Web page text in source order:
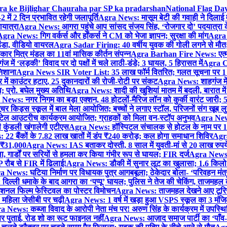
ke Bijlighar Chauraha par SP ka pradarshanNational Flag
2 दिन प्रभावित रहेगी जलापूर्तिAgra News: मासूम बेटी की गवाही ने
Agra News: आगरा पहुंचे आप सांसद संजय सिंह, ‘रोजगार दो’ पदयात्रा
News: गिग वर्कर्स और हॉकर्स ने CM को भेजा ज्ञापन; सुरक्षा की मांगAgra
वीडियो वायरलAgra Sadar Firing: 40 वर्षीय युवक की गोली लगने से मौत;
मित्र मंडल का 11वां मासिक कीर्तन संपन्नAgra Barhan Fire News:
‘लड़की’ विवाद पर दो पक्षों में चले लाठी-डंडे; 3 घायल, 5 हिरासत मेंAgra
Agra News SIR Voter List: 35 लाख फॉर्म वितरित; गलत सूचना पर
हटाए, 25 दुकानदारों की रोजी-रोटी पर संकटAgra News: शाहगंज
प्रो. बघेल मुख्य अतिथिAgra News: शादी की खुशियां मातम में बदली, बारात में
नगर निगम का बड़ा एक्शन, 48 होटलों-मैरिज लॉन को कुर्की वारंट जारी;
किड्स स्कूल में बाल मेला आयोजित; बच्चों ने लगाए स्टॉल, परिजनों संग खूब
आउटरीच कार्यक्रम आयोजित; ग्राहकों को मिला वन-स्टॉप अनुभवAgra
खंगालेगी एटीएसAgra News: हॉस्पिटल संचालक से होटल के नाम पर
22 बैंकों के 7.82 लाख खातों में डंप ₹240 करोड़; कल होगा समाधान शिविर
Agra News: IAS बताकर दोस्ती, 8 साल में युवती-मां से 20 लाख
गार्डों पर सरियों से हमला कर किया गंभीर रूप से घायल; FIR दर्जAgra News:
से FIR में ढिलाई!Agra News: डौकी में सुनार लूट का खुलासा; 1.6 किलो
News: घटिया निर्माण पर विधायक पुत्र आगबबूला; ठेकेदार बोला- ‘परिवहन
धमाके के बाद आगरा का ‘पप्पू’ घायल; पुलिस ने तेज की चेकिंग, ताजमहल
फिल्म फेस्टिवल का पोस्टर विमोचनAgra News: ताजमहल देखने आए
जेसीबी पर चढ़ीAgra News: 1 वर्ष में खड़ा हुआ VSPS स्कूल का 3
News: कब्जा विवाद के आरोपी नेता मंच पर! अरुण सिंह के कार्यक्रम में
पुताई, रोड शो का रूट फाइनल नहींAgra News: आज़ाद समाज पार्टी का